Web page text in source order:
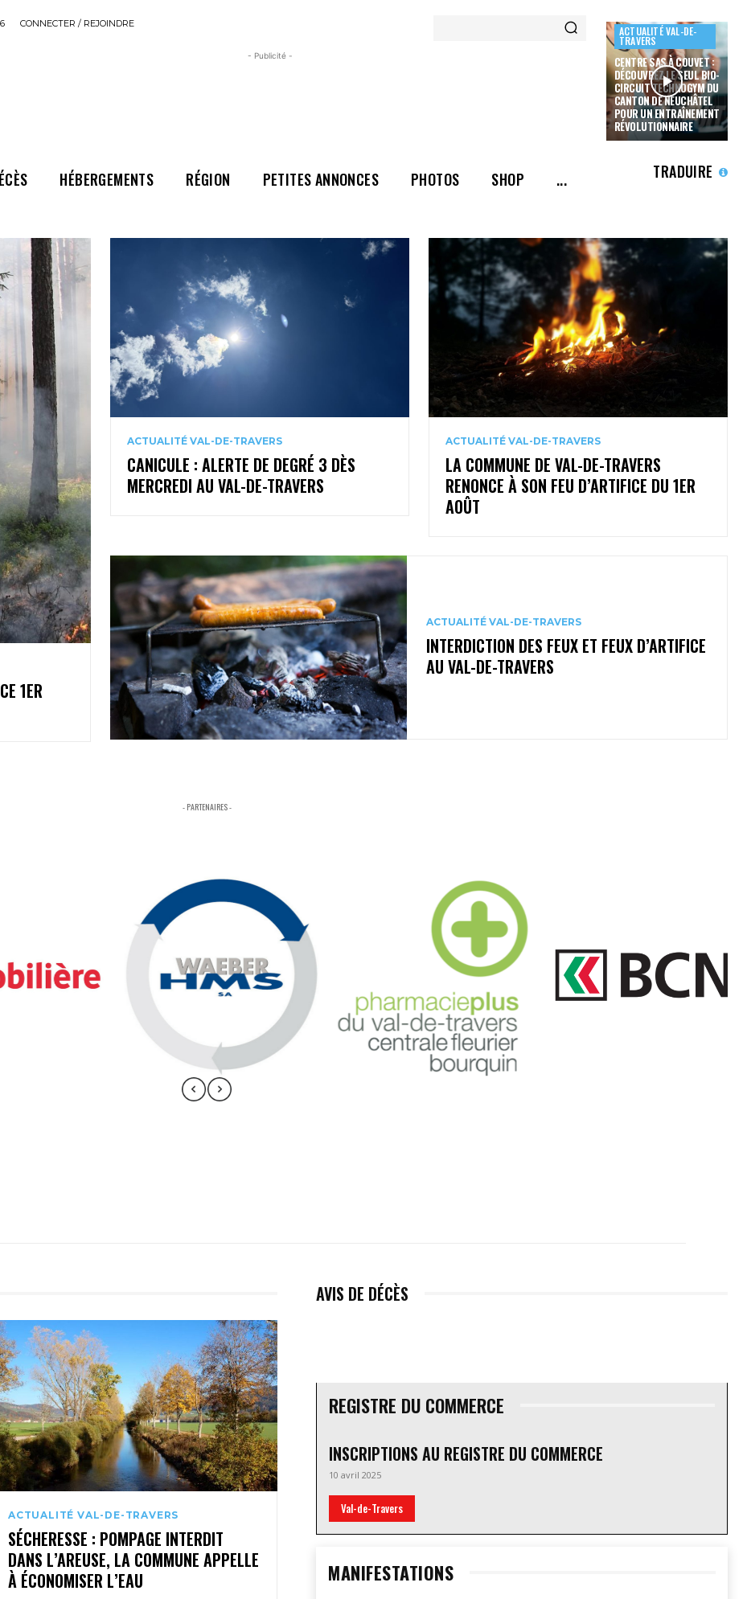
CONNECTER / REJOINDRE
- Publicité -
ACTUALITÉ VAL-DE-
TRAVERS
CENTRE SAS À COUVET :
DÉCOUVREZ LE SEUL BIO-
CIRCUIT TECHNOGYM DU
CANTON DE NEUCHÂTEL
POUR UN ENTRAÎNEMENT
RÉVOLUTIONNAIRE
HÉBERGEMENTS RÉGION PETITES ANNONCES PHOTOS SHOP ... TRADUIRE
1ER
ACTUALITÉ VAL-DE-TRAVERS
CANICULE : ALERTE DE DEGRÉ 3 DÈS
MERCREDI AU VAL-DE-TRAVERS
ACTUALITÉ VAL-DE-TRAVERS
LA COMMUNE DE VAL-DE-TRAVERS
RENONCE À SON FEU D’ARTIFICE DU 1ER
AOÛT
ACTUALITÉ VAL-DE-TRAVERS
INTERDICTION DES FEUX ET FEUX D’ARTIFICE
AU VAL-DE-TRAVERS
- PARTENAIRES -
ACTUALITÉ VAL-DE-TRAVERS
SÉCHERESSE : POMPAGE INTERDIT
DANS L’AREUSE, LA COMMUNE APPELLE
À ÉCONOMISER L’EAU
AVIS DE DÉCÈS
REGISTRE DU COMMERCE
INSCRIPTIONS AU REGISTRE DU COMMERCE
10 avril 2025
Val-de-Travers
MANIFESTATIONS